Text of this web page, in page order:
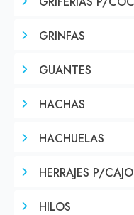
GRINFAS
GUANTES
HACHAS
HACHUELAS
HERRAJES P/
HILOS